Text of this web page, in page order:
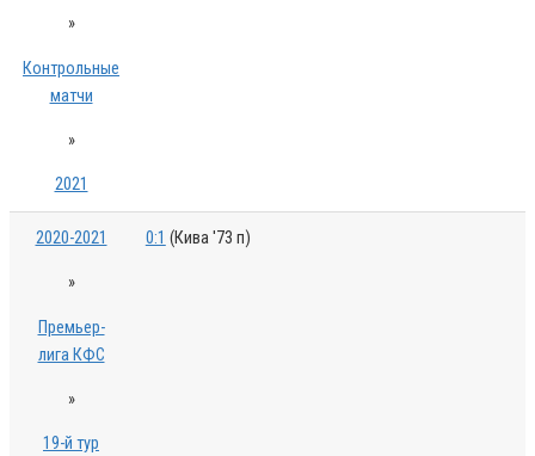
»
Контрольные
матчи
»
2021
2020-2021
»
Премьер-
лига КФС
»
19-й тур
0:1 (Кива '73 п)